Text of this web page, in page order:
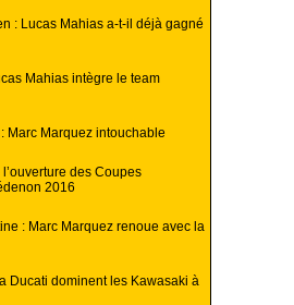
: Lucas Mahias a-t-il déjà gagné
Mahias intègre le team
: Marc Marquez intouchable
des Coupes
2016
: Marc Marquez renoue avec la
Ducati dominent les Kawasaki à